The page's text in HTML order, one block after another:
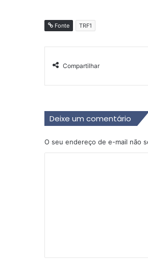
Fonte TRF1
Compartilhar
Deixe um comentário
O seu endereço de e-mail não